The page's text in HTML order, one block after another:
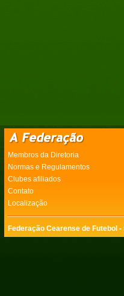
Membros da Diretoria
Normas e Regulamentos
Clubes afiliados
Contato
Localização
Federação Cearense de Futebol -